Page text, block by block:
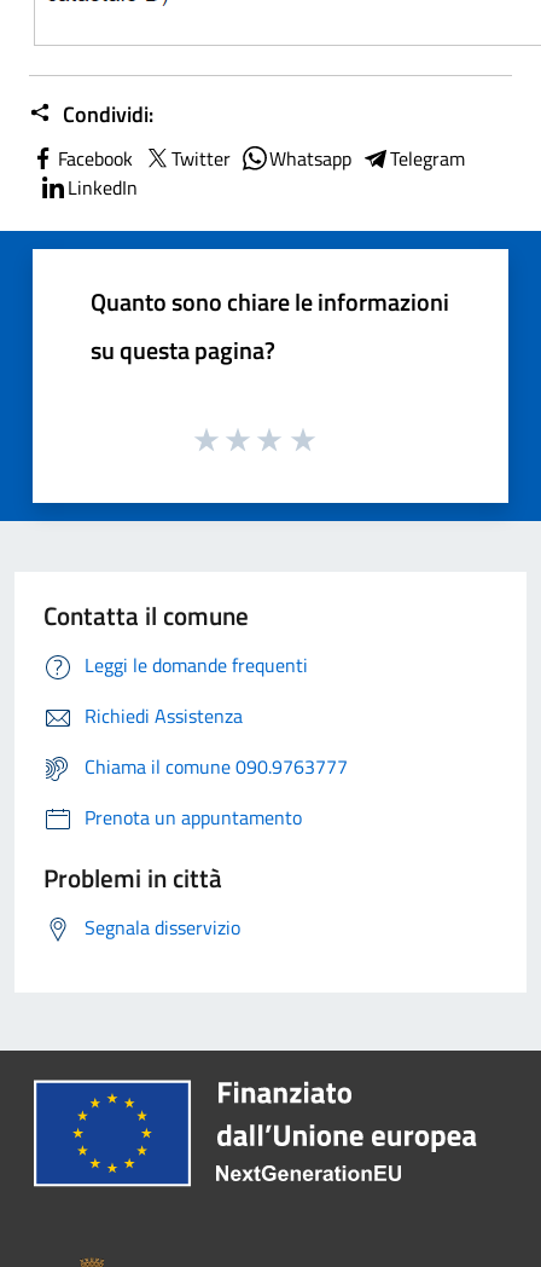
Condividi:
Facebook Twitter Whatsapp
Telegram
LinkedIn
Quanto sono chiare le informazioni
su questa pagina?
Contatta il comune
Leggi le domande frequenti
Richiedi Assistenza
Chiama il comune 090.9763777
Prenota un appuntamento
Problemi in città
Segnala disservizio